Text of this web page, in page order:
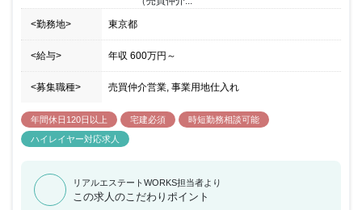
<勤務地> 東京都
<給与> 年収 600万円 ～
<募集職種> 売買仲介営業, 事業用地仕入れ
年間休日120日以上 宅建必須
時短勤務相談可能
ハイレイヤー対応求人
リアルエステートWORKS担当者より
この求人のこだわりポイント